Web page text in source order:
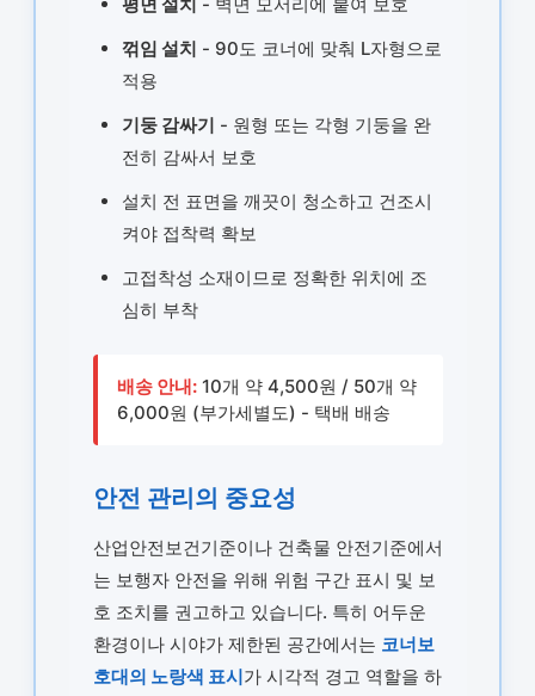
꺾임 설치 - 90도 코너에 맞춰 L자형으로
적용
기둥 감싸기 - 원형 또는 각형 기둥을 완
전히 감싸서 보호
설치 전 표면을 깨끗이 청소하고 건조시
켜야 접착력 확보
고접착성 소재이므로 정확한 위치에 조
심히 부착
배송 안내:10개 약 4,500원 / 50개 약
6,000원 (부가세별도) - 택배 배송
안전 관리의 중요성
산업안전보건기준이나 건축물 안전기준에서
는 보행자 안전을 위해 위험 구간 표시 및 보
호 조치를 권고하고 있습니다. 특히 어두운
환경이나 시야가 제한된 공간에서는 코너보
호대의 노랑색 표시가 시각적 경고 역할을 하